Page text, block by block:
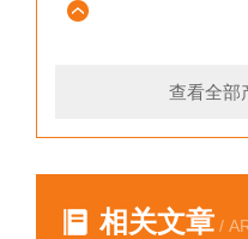
查看全部
相关文章 /